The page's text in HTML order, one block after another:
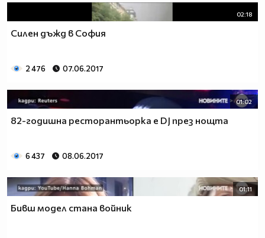
02:18
Силен дъжд в София
2 476 07.06.2017
01:02
82-годишна ресторантьорка е DJ през нощта
6 437 08.06.2017
01:11
Бивш модел стана войник